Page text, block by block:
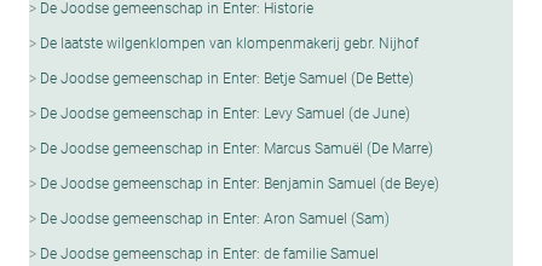
De Joodse gemeenschap in Enter: Historie
De laatste wilgenklompen van klompenmakerij gebr. Nijhof
De Joodse gemeenschap in Enter: Betje Samuel (De Bette)
De Joodse gemeenschap in Enter: Levy Samuel (de June)
De Joodse gemeenschap in Enter: Marcus Samuël (De Marre)
De Joodse gemeenschap in Enter: Benjamin Samuel (de Beye)
De Joodse gemeenschap in Enter: Aron Samuel (Sam)
De Joodse gemeenschap in Enter: de familie Samuel